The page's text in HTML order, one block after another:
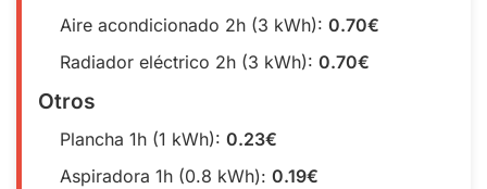
Aire acondicionado 2h (3 kWh): 0.70€
Radiador eléctrico 2h (3 kWh): 0.70€
Otros
Plancha 1h (1 kWh): 0.23€
Aspiradora 1h (0.8 kWh): 0.19€